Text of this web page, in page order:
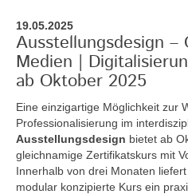
19.05.2025
Ausstellungsdesign –
Medien |
ab Oktober 2025
Eine einzigartige Möglichkeit zur
Professionalisierung im
Ausstellungsdesign bietet ab
gleichnamige Zertifikatskurs mit
Innerhalb von drei Monaten
modular konzipierte Kurs ein